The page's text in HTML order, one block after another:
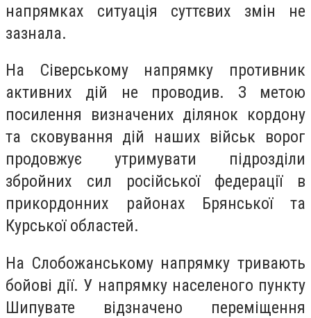
напрямках ситуація суттєвих змін не
зазнала.
На Сіверському напрямку противник
активних дій не проводив. З метою
посилення визначених ділянок кордону
та сковування дій наших військ ворог
продовжує утримувати підрозділи
збройних сил російської федерації в
прикордонних районах Брянської та
Курської областей.
На Слобожанському напрямку тривають
бойові дії. У напрямку населеного пункту
Шипувате відзначено переміщення